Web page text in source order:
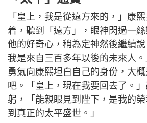
「皇上，我是從遠方來的，」康
着，聽到「遠方」，眼神閃過一
他的好奇心，稍為定神然後繼續說
我是來自三百多年以後的未來人
勇氣向康熙坦白自己的身份，大
吧。「皇上，現在我要回去了。
躬，「能親眼見到陛下，是我的
到真正的太平盛世。」